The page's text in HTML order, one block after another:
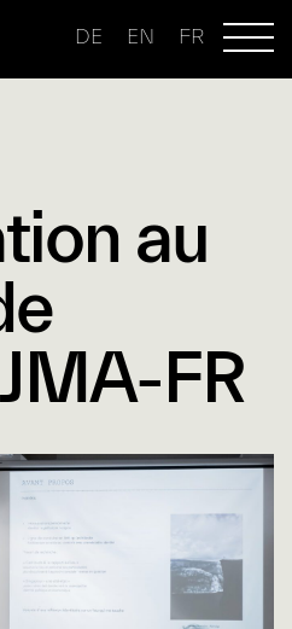
DE EN FR
au
FR